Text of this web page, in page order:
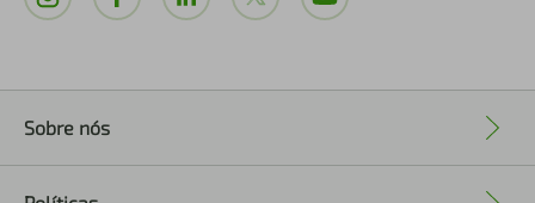
Sobre nós